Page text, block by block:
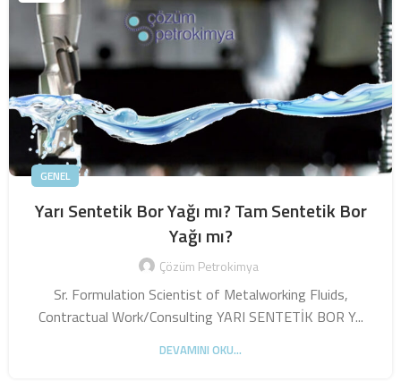
GENEL
Yarı Sentetik Bor Yağı mı? Tam Sentetik Bor
Yağı mı?
Çözüm Petrokimya
Sr. Formulation Scientist of Metalworking Fluids,
Contractual Work/Consulting YARI SENTETİK BOR Y...
DEVAMINI OKU...